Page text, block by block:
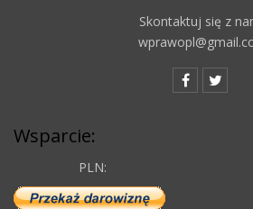
Skontaktuj się z
Wsparcie:
PLN: